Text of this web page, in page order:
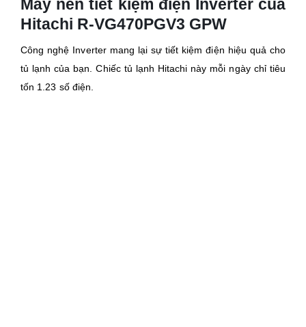
Máy nén tiết kiệm điện Inverter của
Hitachi R-VG470PGV3 GPW
Công nghệ Inverter mang lại sự tiết kiệm điện hiệu quả cho
tủ lạnh của bạn. Chiếc tủ lạnh Hitachi này mỗi ngày chỉ tiêu
tốn 1.23 số điện.